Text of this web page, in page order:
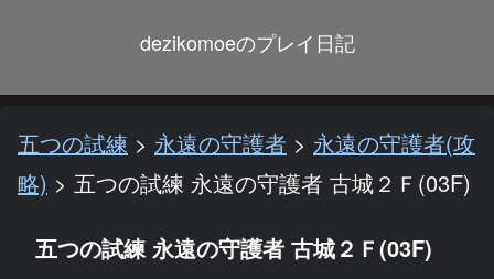
dezikomoeのプレイ日記
五つの試練 > 永遠の守護者 > 永遠の守護者(攻
略) > 五つの試練 永遠の守護者 古城２Ｆ(03F)
五つの試練 永遠の守護者 古城２Ｆ(03F)